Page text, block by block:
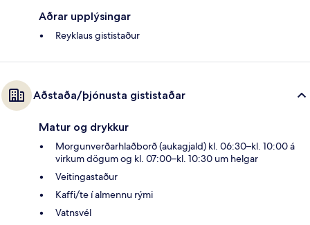
Aðrar upplýsingar
Reyklaus gististaður
Aðstaða/þjónusta gististaðar
Matur og drykkur
Morgunverðarhlaðborð (aukagjald) kl. 06:30–kl. 10:00 á
virkum dögum og kl. 07:00–kl. 10:30 um helgar
Veitingastaður
Kaffi/te í almennu rými
Vatnsvél